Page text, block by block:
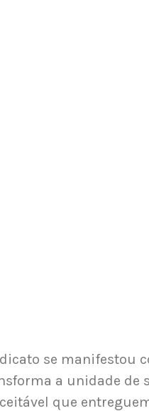
se manifestou
a unidade de
que